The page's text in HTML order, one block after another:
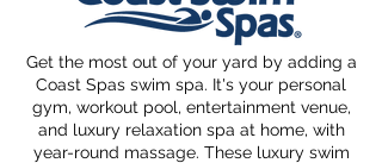
Get the most out of your yard by adding a
Coast Spas swim spa. It's your personal
gym, workout pool, entertainment venue,
and luxury relaxation spa at home, with
year-round massage. These luxury swim